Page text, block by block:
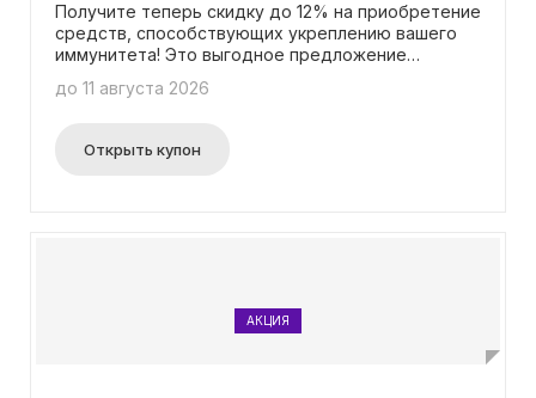
Получите теперь скидку до 12% на приобретение
средств, способствующих укреплению вашего
иммунитета! Это выгодное предложение
выбранные специально для вас. И самое лучшее
до 11 августа 2026
Открыть купон
АКЦИЯ